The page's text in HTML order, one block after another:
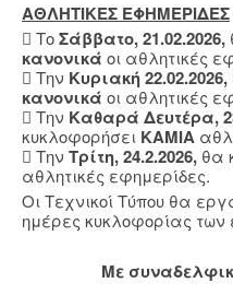
ΑΘΛΗΤΙΚΕΣ ΕΦΗΜΕΡΙΔΕΣ
 ΤοΣάββατο, 21.02.2026,
κανονικά οι αθλητικές
 Την Κυριακή 22.02.2026,
κανονικά οι αθλητικές
 Την Καθαρά Δευτέρα,
κυκλοφορήσει ΚΑΜΙΑ
 Την Τρίτη, 24.2.2026, θα
αθλητικές εφημερίδες.
Οι Τεχνικοί Τύπου θα
ημέρες κυκλοφορίας των
Mε